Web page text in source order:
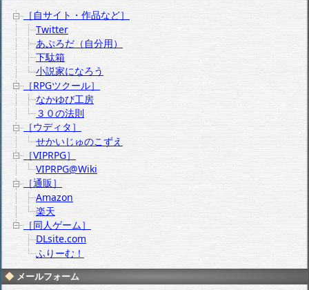
［自サイト・作品など］
Twitter
あぷろだ（自分用）
下駄箱
小説家になろう
［RPGツクール］
なかゆび工房
３０の法則
［ウディタ］
せかいじゅのこずえ
［VIPRPG］
VIPRPG@Wiki
［通販］
Amazon
楽天
［同人ゲーム］
DLsite.com
ふりーむ！
メールフォーム